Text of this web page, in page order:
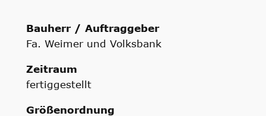
Bauherr / Auftraggeber
Fa. Weimer und Volksbank
Zeitraum
fertiggestellt
Größenordnung